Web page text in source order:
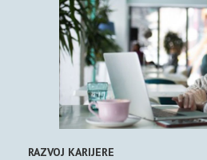
RAZVOJ KARIJERE